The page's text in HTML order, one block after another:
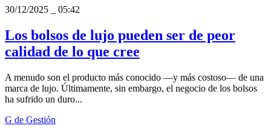
30/12/2025
05:42
Los bolsos de lujo pueden ser de peor
calidad de lo que cree
A menudo son el producto más conocido —y más costoso— de una
marca de lujo. Últimamente, sin embargo, el negocio de los bolsos
ha sufrido un duro...
G de Gestión